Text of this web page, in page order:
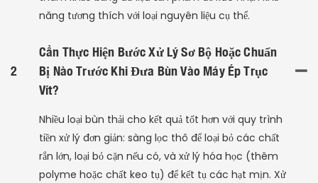
năng tương thích với loại nguyên liệu cụ thể.
2
Cần Thực Hiện Bước Xử Lý Sơ Bộ Hoặc Chuẩn
Bị Nào Trước Khi Đưa Bùn Vào Máy Ép Trục
Vít?
Nhiều loại bùn thải cho kết quả tốt hơn với quy trình
tiền xử lý đơn giản: sàng lọc thô để loại bỏ các chất
rắn lớn, loại bỏ cặn nếu có, và xử lý hóa học (thêm
polyme hoặc chất keo tụ) để kết tụ các hạt mịn. Xử